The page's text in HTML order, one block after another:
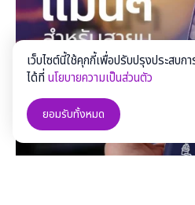
เว็บไซต์นี้ใช้คุกกี้เพื่อปรับปรุงประสบก
ได้ที่นโยบายความเป็นส่วนตัว
ยอมรับทั้งหมด